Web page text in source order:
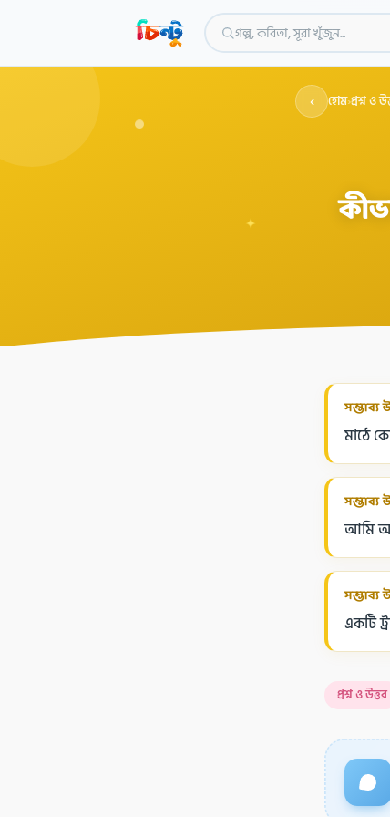
গল্প, কবিতা, সূরা খুঁজুন...
✦
‹ হোম›প্রশ্ন ও
সম্ভাব্য
মাঠে
সম্ভাব্য
আমি
সম্ভাব্য
একটি
প্রশ্ন ও উত্তর